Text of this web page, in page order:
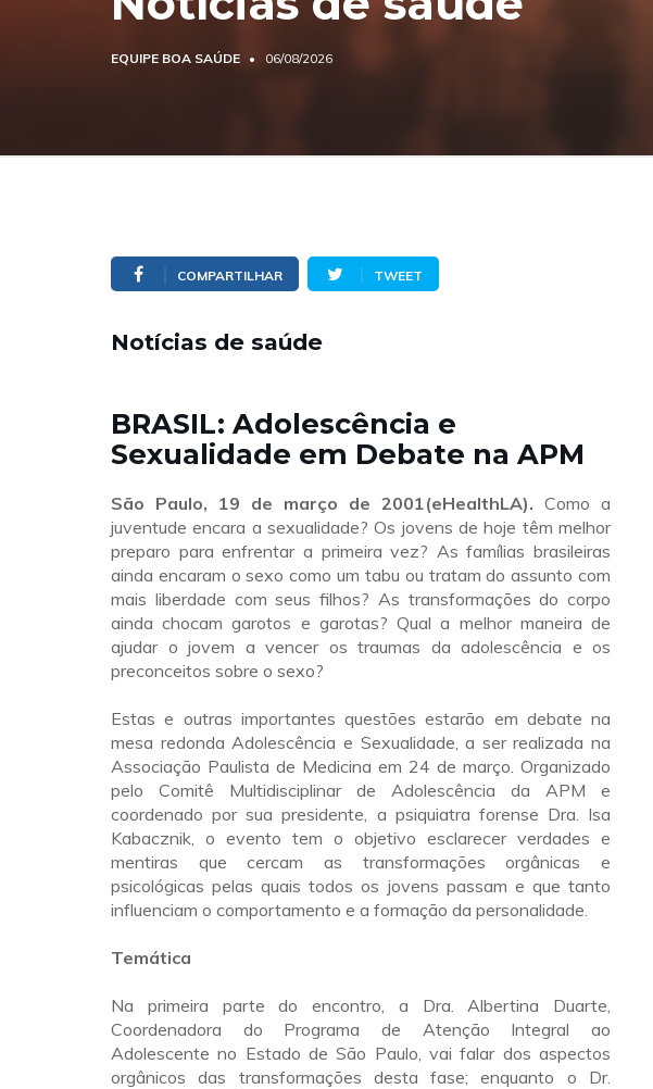
EQUIPE BOA SAÚDE 06/08/2026
COMPARTILHAR TWEET
Notícias de saúde
BRASIL: Adolescência e
Sexualidade em Debate na APM
São Paulo, 19 de março de 2001(eHealthLA). Como a
juventude encara a sexualidade? Os jovens de hoje têm melhor
preparo para enfrentar a primeira vez? As famílias brasileiras
ainda encaram o sexo como um tabu ou tratam do assunto com
mais liberdade com seus filhos? As transformações do corpo
ainda chocam garotos e garotas? Qual a melhor maneira de
ajudar o jovem a vencer os traumas da adolescência e os
preconceitos sobre o sexo?
Estas e outras importantes questões estarão em debate na
mesa redonda Adolescência e Sexualidade, a ser realizada na
Associação Paulista de Medicina em 24 de março. Organizado
pelo Comitê Multidisciplinar de Adolescência da APM e
coordenado por sua presidente, a psiquiatra forense Dra. Isa
Kabacznik, o evento tem o objetivo esclarecer verdades e
mentiras que cercam as transformações orgânicas e
psicológicas pelas quais todos os jovens passam e que tanto
influenciam o comportamento e a formação da personalidade.
Temática
Na primeira parte do encontro, a Dra. Albertina Duarte,
Coordenadora do Programa de Atenção Integral ao
Adolescente no Estado de São Paulo, vai falar dos aspectos
orgânicos das transformações desta fase; enquanto o Dr.